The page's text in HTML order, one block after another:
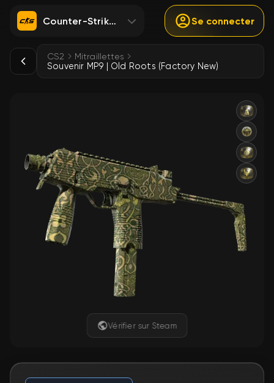
Counter-Strike 2 Se connecter
CS2 Mitraillettes
Souvenir MP9 | Old Roots (Factory New)
Vérifier sur Steam